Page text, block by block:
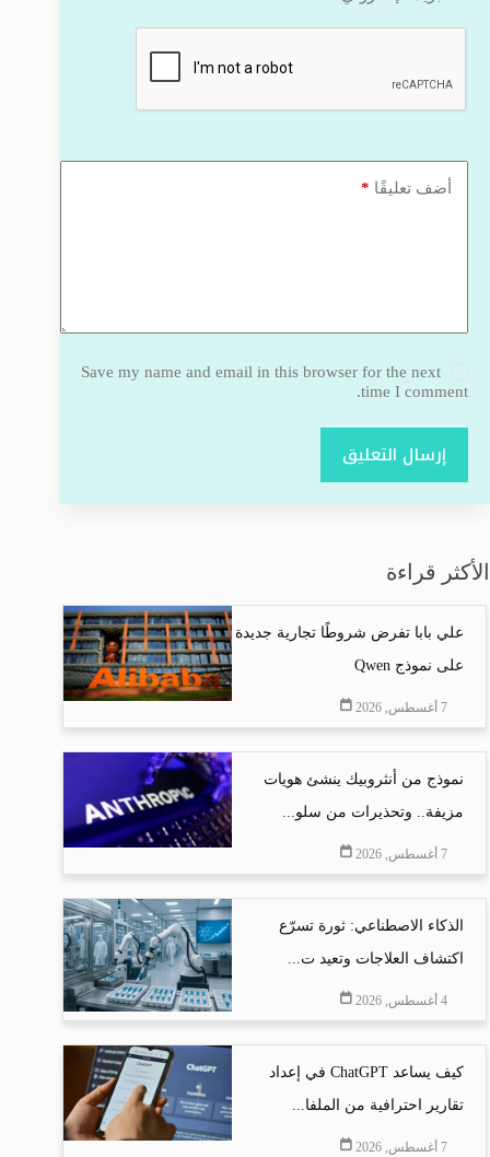
أضف تعليقًا *
Save my name and email in this browser for the next
time I comment.
إرسال التعليق
الأكثر قراءة
علي بابا تفرض شروطًا تجارية جديدة
على نموذج Qwen
7 أغسطس, 2026
نموذج من أنثروبيك ينشئ هويات
مزيفة.. وتحذيرات من سلو...
7 أغسطس, 2026
الذكاء الاصطناعي: ثورة تسرّع
اكتشاف العلاجات وتعيد ت...
4 أغسطس, 2026
كيف يساعد ChatGPT في إعداد
تقارير احترافية من الملفا...
7 أغسطس, 2026